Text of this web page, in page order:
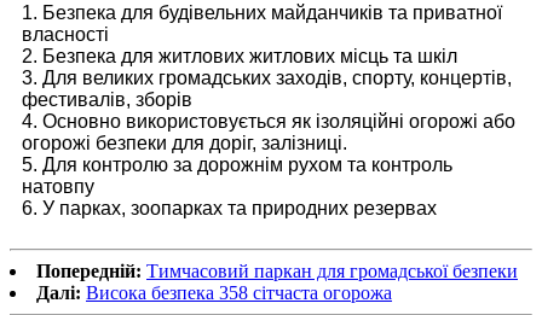
1. Безпека для будівельних майданчиків та приватної
власності
2. Безпека для житлових житлових місць та шкіл
3. Для великих громадських заходів, спорту, концертів,
фестивалів, зборів
4. Основно використовується як ізоляційні огорожі або
огорожі безпеки для доріг, залізниці.
5. Для контролю за дорожнім рухом та контроль
натовпу
6. У парках, зоопарках та природних резервах
Попередній: Тимчасовий паркан для громадської безпеки
Далі: Висока безпека 358 сітчаста огорожа